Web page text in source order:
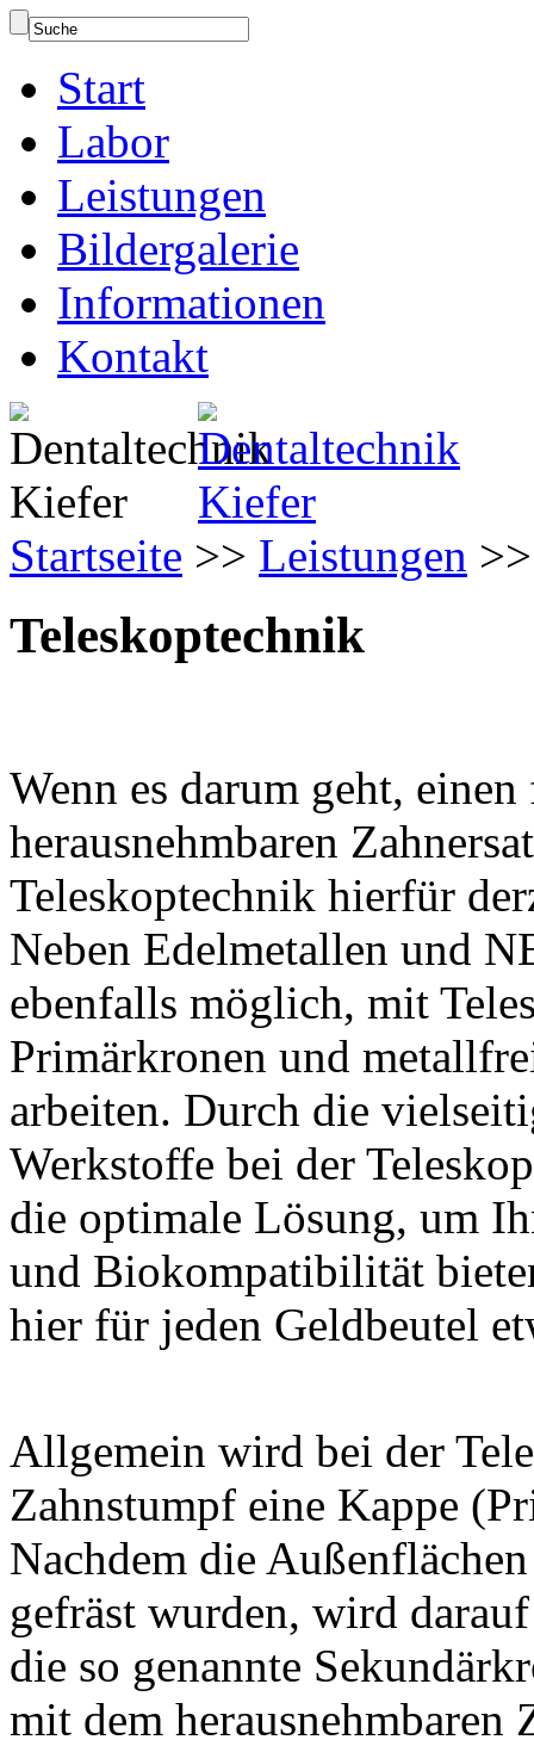
Start
Labor
Leistungen
Bildergalerie
Informationen
Kontakt
Startseite >> Leistungen
Teleskoptechnik
Wenn es darum geht,
herausnehmbaren
Teleskoptechnik hierfür
Neben Edelmetallen und
ebenfalls möglich, mit
Primärkronen und
arbeiten. Durch die
Werkstoffe bei der
die optimale Lösung, um
und Biokompatibilität
hier für jeden Geldbeutel
Allgemein wird bei der
Zahnstumpf eine Kappe
Nachdem die
gefräst wurden, wird
die so genannte
mit dem herausnehmbaren